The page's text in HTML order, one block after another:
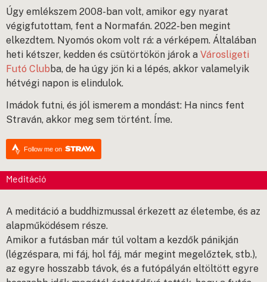
Úgy emlékszem 2008-ban volt, amikor egy nyarat
végigfutottam, fent a Normafán. 2022-ben megint
elkezdtem. Nyomós okom volt rá: a vérképem. Általában
heti kétszer, kedden és csütörtökön járok a Városligeti
Futó Clubba, de ha úgy jön ki a lépés, akkor valamelyik
hétvégi napon is elindulok.
Imádok futni, és jól ismerem a mondást: Ha nincs fent
Straván, akkor meg sem történt. Íme.
Follow me on
Meditáció
A meditáció a buddhizmussal érkezett az életembe, és az
alapműködésem része.
Amikor a futásban már túl voltam a kezdők pánikján
(légzéspara, mi fáj, hol fáj, már megint megelőztek, stb.),
az egyre hosszabb távok, és a futópályán eltöltött egyre